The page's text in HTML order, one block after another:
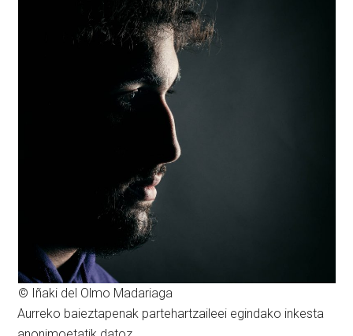
© Iñaki del Olmo Madariaga
Aurreko baieztapenak partehartzaileei egindako inkesta